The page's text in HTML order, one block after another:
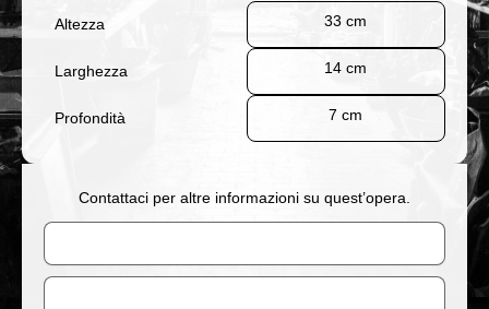
Altezza 33 cm
Larghezza 14 cm
Profondità 7 cm
Contattaci per altre informazioni su quest’opera.
Nome
Email